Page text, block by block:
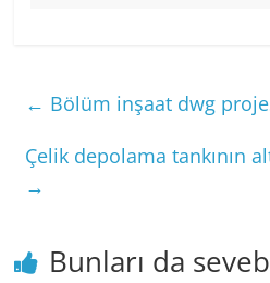
← Bölüm inşaat dwg
Çelik depolama tankının
→
Bunları da